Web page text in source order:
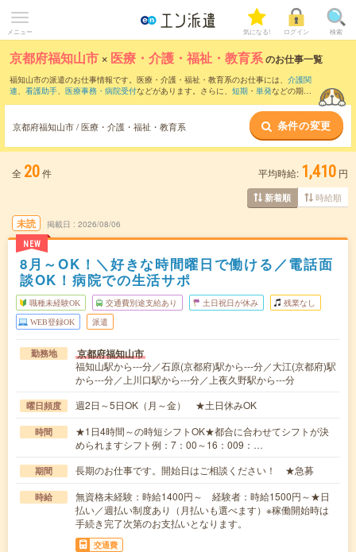
メニュー 気になる! ログイン 検索
京都府福知山市 × 医療・介護・福祉・教育系のお仕事一覧
福知山市の派遣のお仕事情報です。医療・介護・福祉・教育系のお仕事には、 介護関
連、 看護助手、 医療事務・病院受付などがあります。さらに、 短期 ・ 単発などの期間
京都府福知山市 / 医療・介護・福祉・教育系 条件の変更
全 20件 平均時給: 1,410 円
新着順 時給順
未読
NEW
掲載日 2026/08/06
8月～OK！＼好きな時間曜日で働ける／電話面
談OK！病院での生活サポ
職種未経験OK 交通費別途支給あり 土日祝日が休み 残業なし
WEB登録OK 派遣
勤務地 京都府福知山市
福知山駅から---分／石原(京都府)駅から---分／大江(京都府)駅
から---分／上川口駅から---分／上夜久野駅から---分
曜日頻度 週2日～5日OK（月～金） ★土日休みOK
時間
★1日4時間～の時短シフトOK★都合に合わせてシフトが決
められますシフト例：7：00～16：009：…
期間 長期のお仕事です。開始日はご相談ください！ ★急募
時給
無資格未経験：時給1400円～ 経験者：時給1500円～★日
払い／週払い制度あり（月払いも選べます）※稼働開始時は
手続き完了次第のお支払いとなります。
交通費